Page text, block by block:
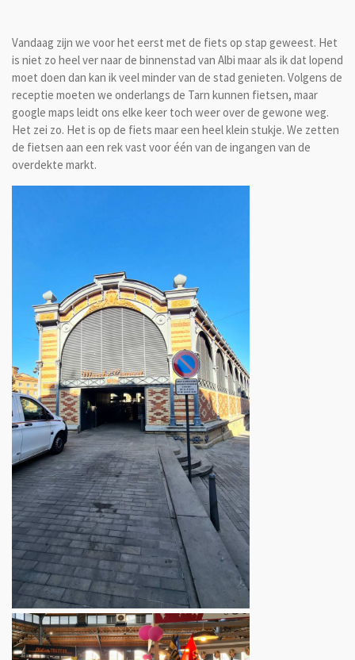
Vandaag zijn we voor het eerst met de fiets op stap geweest. Het
is niet zo heel ver naar de binnenstad van Albi maar als ik dat lopend
moet doen dan kan ik veel minder van de stad genieten. Volgens de
receptie moeten we onderlangs de Tarn kunnen fietsen, maar
google maps leidt ons elke keer toch weer over de gewone weg.
Het zei zo. Het is op de fiets maar een heel klein stukje. We zetten
de fietsen aan een rek vast voor één van de ingangen van de
overdekte markt.